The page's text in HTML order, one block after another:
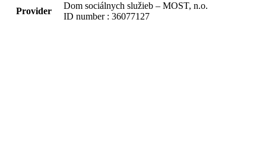
Provider
Dom sociálnych služieb – MOST, n.o.
ID number : 36077127